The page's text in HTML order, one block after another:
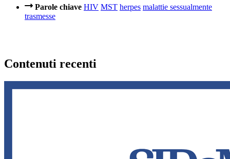
Parole chiave HIV MST herpes malattie sessualmente
trasmesse
Contenuti recenti